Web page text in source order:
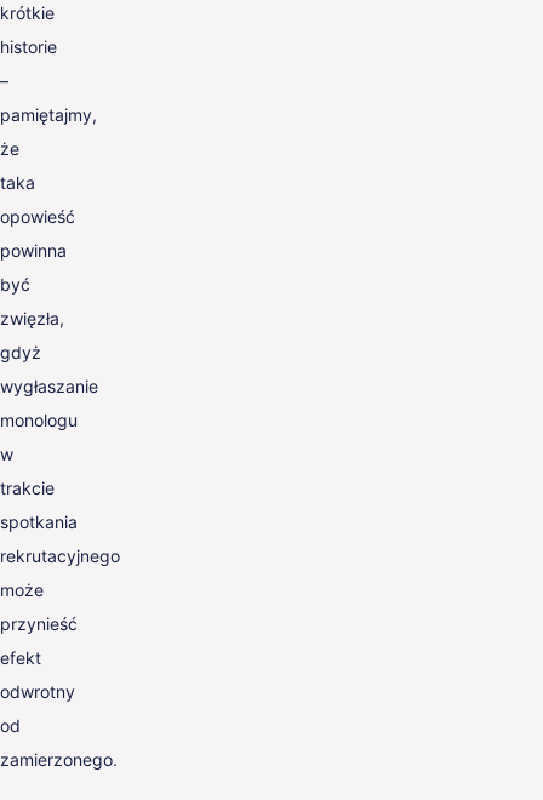
krótkie
historie
–
pamiętajmy,
że
taka
opowieść
powinna
być
zwięzła,
gdyż
wygłaszanie
monologu
w
trakcie
spotkania
rekrutacyjnego
może
przynieść
efekt
odwrotny
od
zamierzonego.